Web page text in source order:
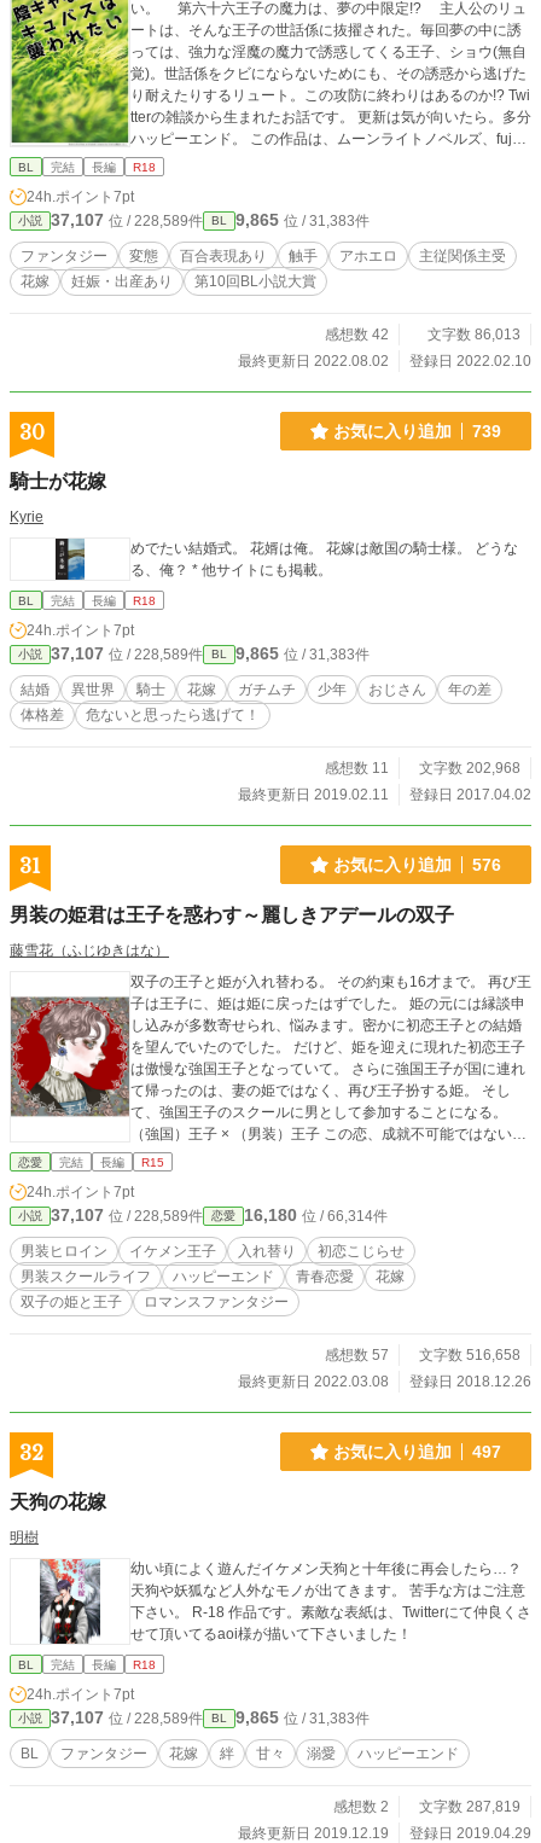
い。 第六十六王子の魔力は、夢の中限定!? 主人公のリュ
ートは、そんな王子の世話係に抜擢された。毎回夢の中に誘
っては、強力な淫魔の魔力で誘惑してくる王子、ショウ(無自
覚)。世話係をクビにならないためにも、その誘惑から逃げた
り耐えたりするリュート。この攻防に終わりはあるのか!? Twi
tterの雑談から生まれたお話です。 更新は気が向いたら。多分
ハッピーエンド。 この作品は、ムーンライトノベルズ、fujos
syにも掲載しています。
BL 完結 長編 R18
24h.ポイント 7pt
小説 37,107 位 / 228,589件 BL 9,865 位 / 31,383件
ファンタジー 変態 百合表現あり 触手 アホエロ
主従関係主受
花嫁
妊娠・出産あり 第10回BL小説大賞
感想数 42
文字数 86,013
最終更新日 2022.08.02
登録日 2022.02.10
30 お気に入り追加 739
騎士が花嫁
Kyrie
めでたい結婚式。 花婿は俺。 花嫁は敵国の騎士様。 どうな
る、俺？ * 他サイトにも掲載。
BL 完結 長編 R18
24h.ポイント 7pt
小説 37,107 位 / 228,589件 BL 9,865 位 / 31,383件
結婚 異世界 騎士 花嫁 ガチムチ 少年 おじさん
年の差
体格差
危ないと思ったら逃げて！
感想数 11
文字数 202,968
最終更新日 2019.02.11
登録日 2017.04.02
31 お気に入り追加 576
男装の姫君は王子を惑わす～麗しきアデールの双子
藤雪花（ふじゆきはな）
双子の王子と姫が入れ替わる。 その約束も16才まで。 再び王
子は王子に、姫は姫に戻ったはずでした。 姫の元には縁談申
し込みが多数寄せられ、悩みます。密かに初恋王子との結婚
を望んでいたのでした。 だけど、姫を迎えに現れた初恋王子
は傲慢な強国王子となっていて。 さらに強国王子が国に連れ
て帰ったのは、妻の姫ではなく、再び王子扮する姫。 そし
て、強国王子のスクールに男として参加することになる。
（強国）王子 × （男装）王子 この恋、成就不可能ではないで
すか？ ※ご感想、大歓迎です！！ ☆表紙の画像は以下で作り
す！！！ https://picrew.me/image_maker/336819 Lavörice ar
no euphälisiese nou ewintezsel. (訳 : 愛しいあの子の横顔)
【報告】 ※エブリスタ小説大賞2021めちゃコミック女性向け
マンガ原作賞 優秀作品に選ばれました！！(2022.3.28)
恋愛 完結 長編 R15
24h.ポイント 7pt
小説 37,107 位 / 228,589件 恋愛 16,180 位 / 66,314件
男装ヒロイン イケメン王子 入れ替り
初恋こじらせ
男装スクールライフ
ハッピーエンド 青春恋愛
花嫁
双子の姫と王子
ロマンスファンタジー
感想数 57
文字数 516,658
最終更新日 2022.03.08
登録日 2018.12.26
32 お気に入り追加 497
天狗の花嫁
明樹
幼い頃によく遊んだイケメン天狗と十年後に再会したら…？
天狗や妖狐など人外なモノが出てきます。 苦手な方はご注意
下さい。 R-18 作品です。素敵な表紙は、Twitterにて仲良くさ
せて頂いてるaoi様が描いて下さいました！
BL 完結 長編 R18
24h.ポイント 7pt
小説 37,107 位 / 228,589件 BL 9,865 位 / 31,383件
BL ファンタジー 花嫁 絆 甘々 溺愛 ハッピーエンド
感想数 2
文字数 287,819
最終更新日 2019.12.19
登録日 2019.04.29